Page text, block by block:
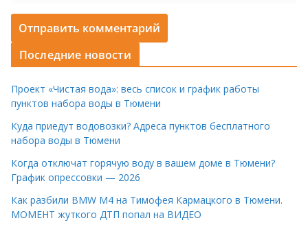
Последние новости
Проект «Чистая вода»: весь список и график работы
пунктов набора воды в Тюмени
Куда приедут водовозки? Адреса пунктов бесплатного
набора воды в Тюмени
Когда отключат горячую воду в вашем доме в Тюмени?
График опрессовки — 2026
Как разбили BMW M4 на Тимофея Кармацкого в Тюмени.
МОМЕНТ жуткого ДТП попал на ВИДЕО